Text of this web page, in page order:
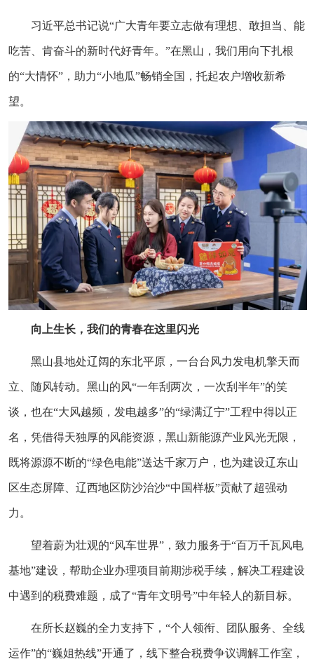
习近平总书记说“广大青年要立志做有理想、敢担当、能
吃苦、肯奋斗的新时代好青年。”在黑山，我们用向下扎根
的“大情怀”，助力“小地瓜”畅销全国，托起农户增收新希
望。
向上生长，我们的青春在这里闪光
黑山县地处辽阔的东北平原，一台台风力发电机擎天而
立、随风转动。黑山的风“一年刮两次，一次刮半年”的笑
谈，也在“大风越频，发电越多”的“绿满辽宁”工程中得以正
名，凭借得天独厚的风能资源，黑山新能源产业风光无限，
既将源源不断的“绿色电能”送达千家万户，也为建设辽东山
区生态屏障、辽西地区防沙治沙“中国样板”贡献了超强动
力。
望着蔚为壮观的“风车世界”，致力服务于“百万千瓦风电
基地”建设，帮助企业办理项目前期涉税手续，解决工程建设
中遇到的税费难题，成了“青年文明号”中年轻人的新目标。
在所长赵巍的全力支持下，“个人领衔、团队服务、全线
运作”的“巍姐热线”开通了，线下整合税费争议调解工作室，